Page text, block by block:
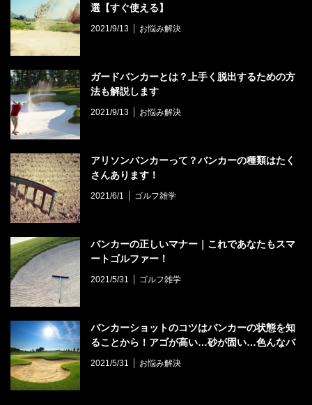
選【すぐ使える】
2021/9/13 お悩み解決
ガードバンカーとは？上手く脱出するための方
法も解説します
2021/9/13 お悩み解決
アリソンバンカーって？バンカーの種類はたく
さんあります！
2021/6/1 ゴルフ雑学
バンカーの正しいマナー｜これであなたもスマ
ートゴルファー！
2021/5/31 ゴルフ雑学
バンカーショットのコツはバンカーの状態を知
ることから！アゴが高い…砂が固い…色んなバ
ンカーから脱出する打ち方とは？
2021/5/31 お悩み解決